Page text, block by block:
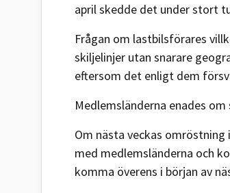
april skedde det under stort
Frågan om lastbilsförares
skiljelinjer utan snarare
eftersom det enligt dem
Medlemsländerna enades om
Om nästa veckas
med medlemsländerna och
komma överens i början av